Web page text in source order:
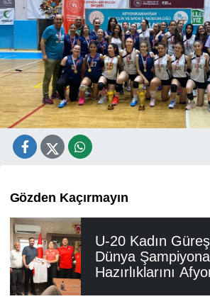
Gözden Kaçırmayın
U-20 Kadın Güreş
Dünya
Hazırlıklarını